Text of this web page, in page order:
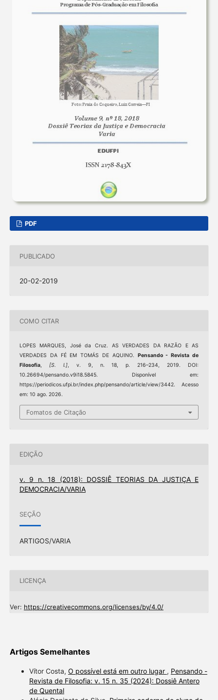
PDF
PUBLICADO
20-02-2019
COMO CITAR
LOPES MARQUES, José da Cruz. AS VERDADES DA RAZÃO E AS
VERDADES DA FÉ EM TOMÁS DE AQUINO. Pensando - Revista de
Filosofia, [S. l.], v. 9, n. 18, p. 216–234, 2019. DOI:
10.26694/pensando.v9i18.5845. Disponível em:
https://periodicos.ufpi.br/index.php/pensando/article/view/3442. Acesso
em: 10 ago. 2026.
Fomatos de Citação
EDIÇÃO
v. 9 n. 18 (2018): DOSSIÊ TEORIAS DA JUSTIÇA E
DEMOCRACIA/VARIA
SEÇÃO
ARTIGOS/VARIA
LICENÇA
Ver: https://creativecommons.org/licenses/by/4.0/
Artigos Semelhantes
Vítor Costa, O possível está em outro lugar , Pensando -
Revista de Filosofia: v. 15 n. 35 (2024): Dossiê Antero
de Quental